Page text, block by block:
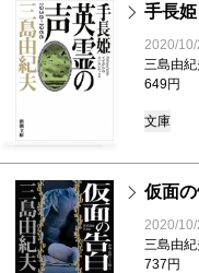
手長
2020/10/
三島由
649円
文庫
仮面の
2020/10/
三島由
737円